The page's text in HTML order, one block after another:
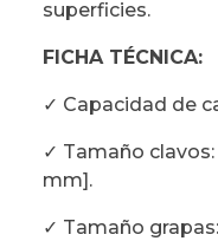
superficies.
FICHA TÉCNICA:
✓ Capacidad de
✓ Tamaño clavos:
mm].
✓ Tamaño grapas: